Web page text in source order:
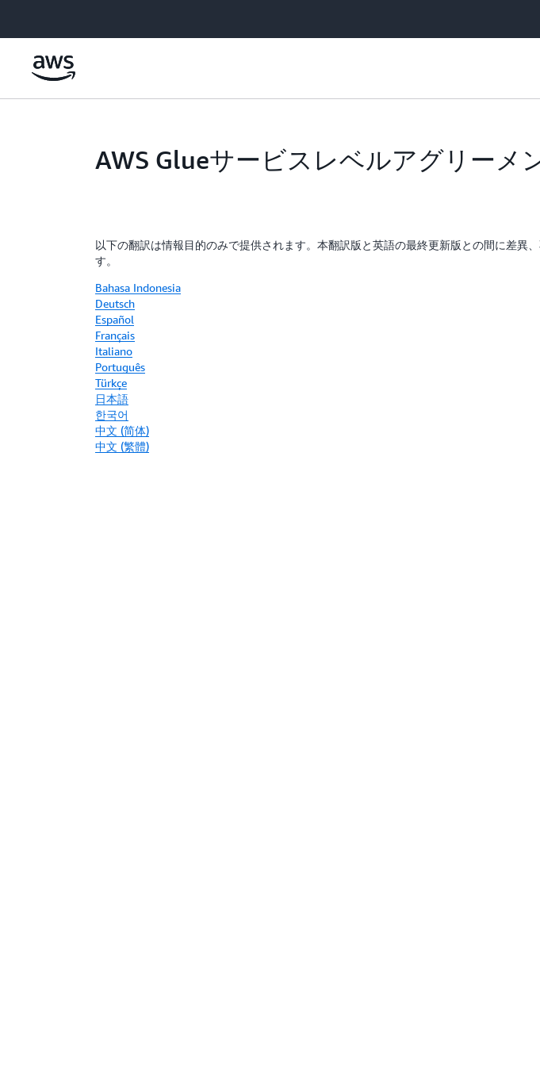
AWS Glueサービスレベルアグリーメ
以下の翻訳は情報目的のみで提供されます。本翻訳版と英語の最終更新版との間に差異
す。
Bahasa Indonesia
Deutsch
Español
Français
Italiano
Português
Türkçe
日本語
한국어
中文 (简体)
中文 (繁體)